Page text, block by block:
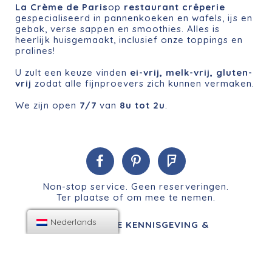
La Crème de Parisop restaurant crêperie
gespecialiseerd in pannenkoeken en wafels, ijs en
gebak, verse sappen en smoothies. Alles is
heerlijk huisgemaakt, inclusief onze toppings en
pralines!
U zult een keuze vinden ei-vrij, melk-vrij, gluten-
vrij zodat alle fijnproevers zich kunnen vermaken.
We zijn open 7/7 van 8u tot 2u.
Non-stop service. Geen reserveringen.
Ter plaatse of om mee te nemen.
WETTELIJKE KENNISGEVING &
GEBRUIKSVOORWAARDEN
Nederlands